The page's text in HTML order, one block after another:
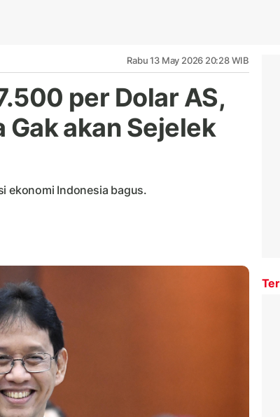
Rabu 13 May 2026 20:28 WIB
per Dolar AS,
Gak akan Sejelek
ekonomi Indonesia bagus.